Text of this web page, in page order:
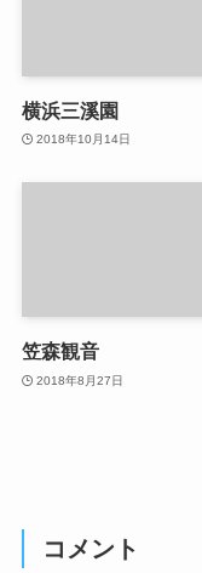
横浜三溪園
2018年10月14日
笠森観音
2018年8月27日
コメント